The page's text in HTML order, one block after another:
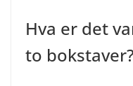
Hva er det
to bokstaver?